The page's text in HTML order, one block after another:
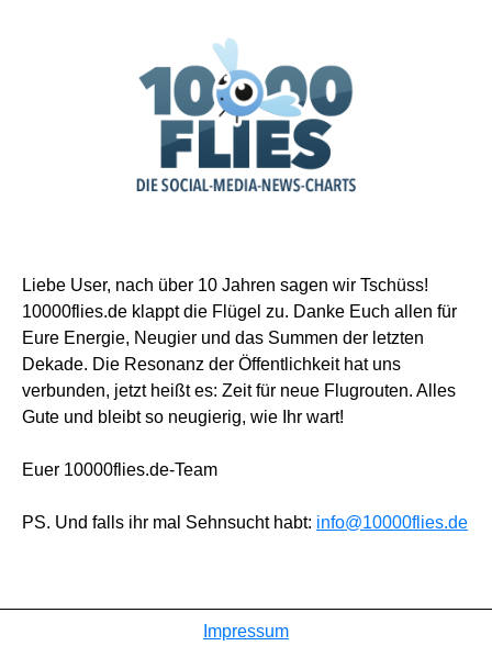
Liebe User, nach über 10 Jahren sagen wir Tschüss!
10000flies.de klappt die Flügel zu. Danke Euch allen für
Eure Energie, Neugier und das Summen der letzten
Dekade. Die Resonanz der Öffentlichkeit hat uns
verbunden, jetzt heißt es: Zeit für neue Flugrouten. Alles
Gute und bleibt so neugierig, wie Ihr wart!
Euer 10000flies.de-Team
PS. Und falls ihr mal Sehnsucht habt: info@10000flies.de
Impressum